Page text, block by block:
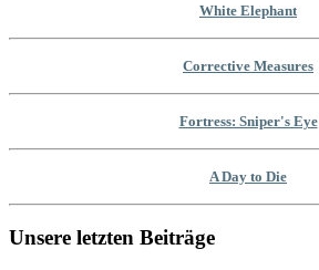
White Elephant
Corrective Measures
Fortress: Sniper's Eye
A Day to Die
Unsere letzten Beiträge